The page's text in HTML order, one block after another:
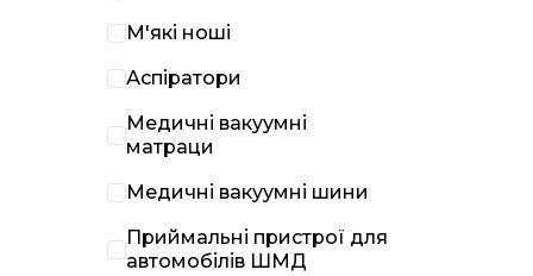
М'які ноші
Аспіратори
Медичні вакуумні
матраци
Медичні вакуумні шини
Приймальні пристрої для
автомобілів ШМД